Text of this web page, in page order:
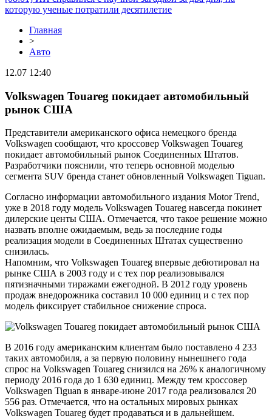
которую ученые потратили десятилетие
Главная
>
Авто
12.07 12:40
Volkswagen Touareg покидает автомобильный
рынок США
Представители американского офиса немецкого бренда
Volkswagen сообщают, что кроссовер Volkswagen Touareg
покидает автомобильный рынок Соединенных Штатов.
Разработчики пояснили, что теперь основной моделью
сегмента SUV бренда станет обновленный Volkswagen Tiguan.
Согласно информации автомобильного издания Motor Trend,
уже в 2018 году модель Volkswagen Touareg навсегда покинет
дилерские центы США. Отмечается, что такое решение можно
назвать вполне ожидаемым, ведь за последние годы
реализация модели в Соединенных Штатах существенно
снизилась.
Напомним, что Volkswagen Touareg впервые дебютировал на
рынке США в 2003 году и с тех пор реализовывался
пятизначными тиражами ежегодной. В 2012 году уровень
продаж внедорожника составил 10 000 единиц и с тех пор
модель фиксирует стабильное снижение спроса.
В 2016 году американским клиентам было поставлено 4 233
таких автомобиля, а за первую половину нынешнего года
спрос на Volkswagen Touareg снизился на 26% к аналогичному
периоду 2016 года до 1 630 единиц. Между тем кроссовер
Volkswagen Tiguan в январе-июне 2017 года реализовался 20
556 раз. Отмечается, что на остальных мировых рынках
Volkswagen Touareg будет продаваться и в дальнейшем.